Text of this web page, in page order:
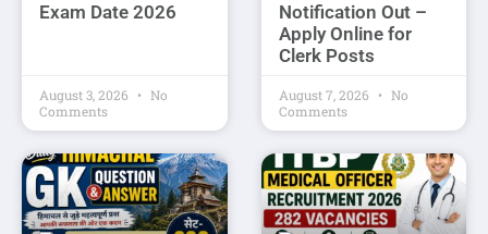
Exam Date 2026
August 3, 2026
No
Comments
Notification Out –
Apply Online for
Clerk Posts
August 7, 2026
No
Comments